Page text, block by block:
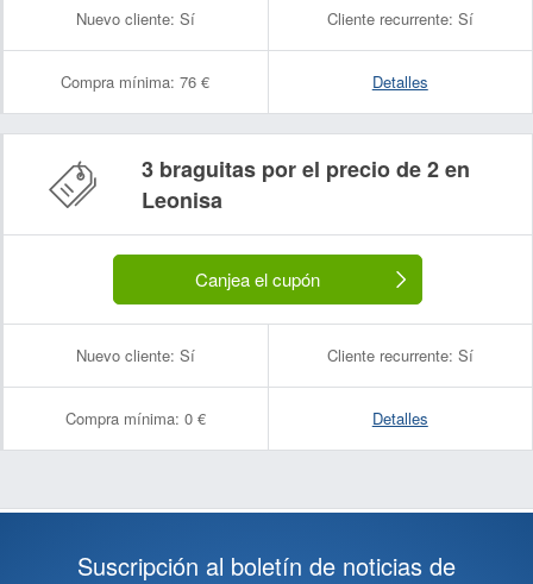
Nuevo cliente: Sí Cliente recurrente: Sí
Compra mínima: 76 € Detalles
3 braguitas por el precio de 2 en
Leonisa
Canjea el cupón
Nuevo cliente: Sí Cliente recurrente: Sí
Compra mínima: 0 € Detalles
Suscripción al boletín de noticias de